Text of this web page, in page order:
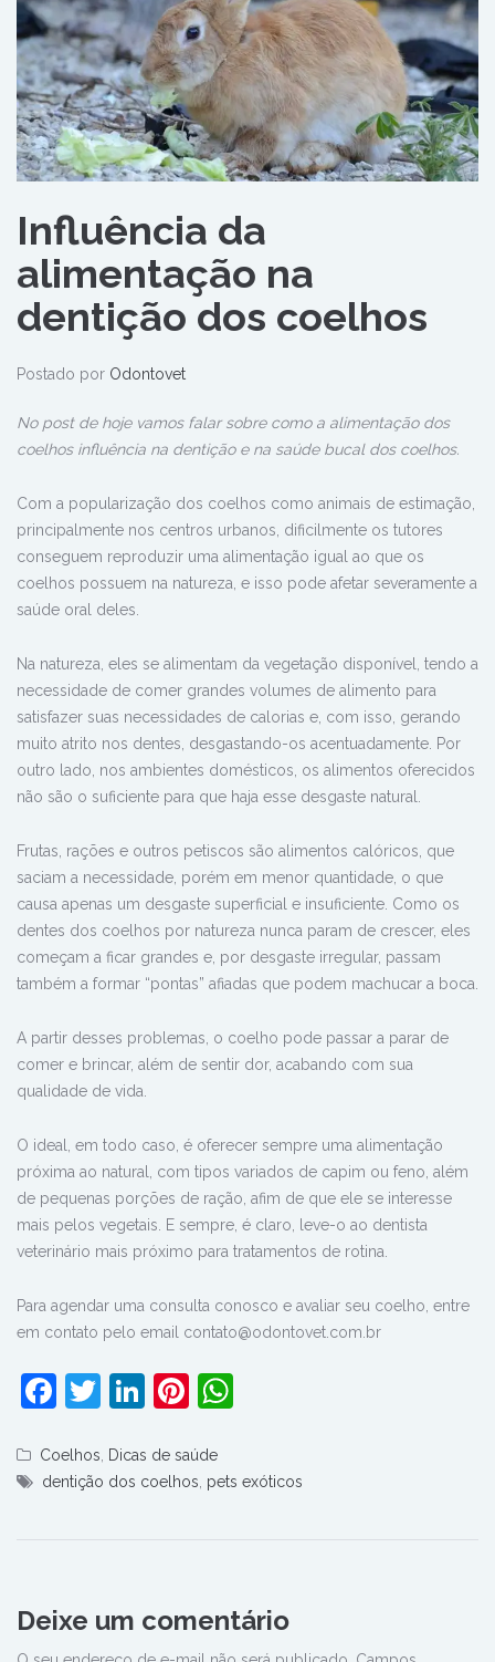
Influência da
alimentação na
dentição dos coelhos
Postado por Odontovet
No post de hoje vamos falar sobre como a alimentação dos
coelhos influência na dentição e na saúde bucal dos coelhos.
Com a popularização dos coelhos como animais de estimação,
principalmente nos centros urbanos, dificilmente os tutores
conseguem reproduzir uma alimentação igual ao que os
coelhos possuem na natureza, e isso pode afetar severamente a
saúde oral deles.
Na natureza, eles se alimentam da vegetação disponível, tendo a
necessidade de comer grandes volumes de alimento para
satisfazer suas necessidades de calorias e, com isso, gerando
muito atrito nos dentes, desgastando-os acentuadamente. Por
outro lado, nos ambientes domésticos, os alimentos oferecidos
não são o suficiente para que haja esse desgaste natural.
Frutas, rações e outros petiscos são alimentos calóricos, que
saciam a necessidade, porém em menor quantidade, o que
causa apenas um desgaste superficial e insuficiente. Como os
dentes dos coelhos por natureza nunca param de crescer, eles
começam a ficar grandes e, por desgaste irregular, passam
também a formar “pontas” afiadas que podem machucar a boca.
A partir desses problemas, o coelho pode passar a parar de
comer e brincar, além de sentir dor, acabando com sua
qualidade de vida.
O ideal, em todo caso, é oferecer sempre uma alimentação
próxima ao natural, com tipos variados de capim ou feno, além
de pequenas porções de ração, afim de que ele se interesse
mais pelos vegetais. E sempre, é claro, leve-o ao dentista
veterinário mais próximo para tratamentos de rotina.
Para agendar uma consulta conosco e avaliar seu coelho, entre
em contato pelo email contato@odontovet.com.br
Facebook
Twitter
LinkedIn
Pinterest
Coelhos, Dicas de saúde
dentição dos coelhos, pets exóticos
Deixe um comentário